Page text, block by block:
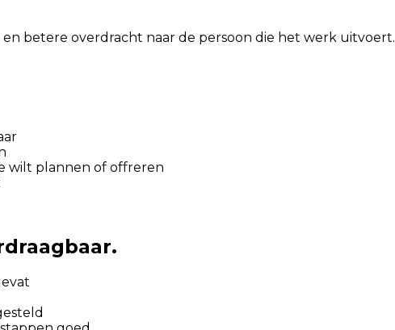
betere overdracht naar de persoon die het werk uitvoert.
wilt plannen of offreren